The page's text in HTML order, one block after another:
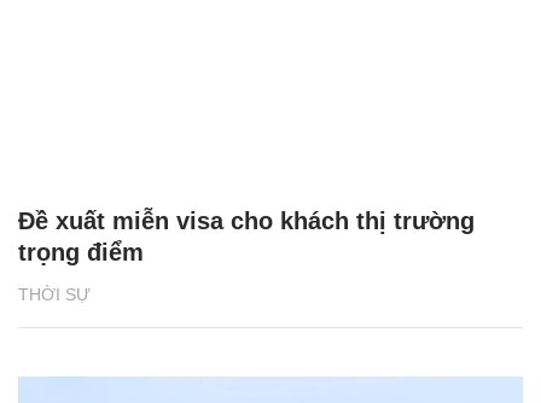
THỜI SỰ
Đề xuất miễn visa cho khách thị trường
trọng điểm